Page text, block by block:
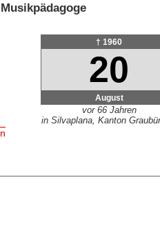
† 1960
20
August
vor 66 Jahren
in Silvaplana, Kanton